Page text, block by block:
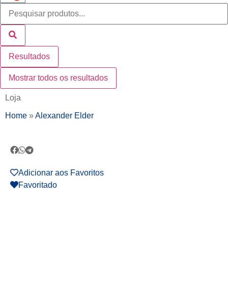
Resultados
Mostrar todos os resultados
Loja
Home »Alexander Elder
Adicionar aos Favoritos
Favoritado